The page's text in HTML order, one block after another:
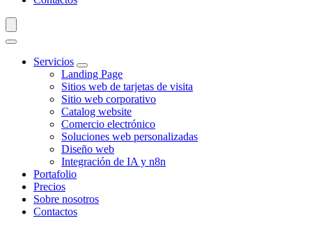
Servicios
Landing Page
Sitios web de tarjetas de visita
Sitio web corporativo
Catalog website
Comercio electrónico
Soluciones web personalizadas
Diseño web
Integración de IA y n8n
Portafolio
Precios
Sobre nosotros
Contactos